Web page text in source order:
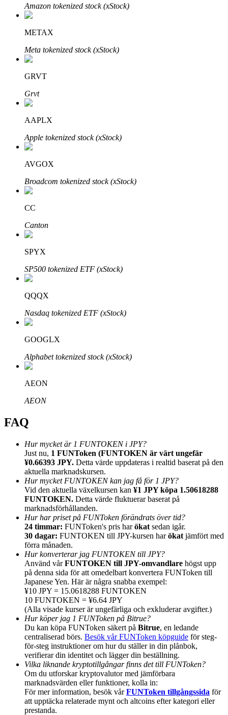
Auto Invest
Ta långsiktig vinst och flexibla intressen
Lär dig Staking
Lär dig mer om att tjäna passiv inkomst
Hänvisning
Bjud in en vän för att få kontantbelöningar
Deposit CASHCAT & Win
Deposit CASHCAT & Win
Share 500000 CASHCAT prize pool
Amazon tokenized stock (xStock)
METAX
Meta tokenized stock (xStock)
GRVT
Grvt
AAPLX
Apple tokenized stock (xStock)
AVGOX
Broadcom tokenized stock (xStock)
CC
Canton
SPYX
SP500 tokenized ETF (xStock)
QQQX
Nasdaq tokenized ETF (xStock)
GOOGLX
Alphabet tokenized stock (xStock)
AEON
AEON
FAQ
Hur mycket är 1 FUNTOKEN i JPY?
Just nu, 1 FUNToken (FUNTOKEN är värt ungefär
¥0.66393 JPY. Detta värde uppdateras i realtid baserat på den
aktuella marknadskursen.
Hur mycket FUNTOKEN kan jag få för 1 JPY?
Vid den aktuella växelkursen kan ¥1 JPY köpa 1.50618288
FUNTOKEN. Detta värde fluktuerar baserat på
marknadsförhållanden.
Hur har priset på FUNToken förändrats över tid?
24 timmar: FUNToken's pris harökat sedan igår.
30 dagar: FUNTOKEN till JPY-kursen harökat jämfört med
förra månaden.
Hur konverterar jag FUNTOKEN till JPY?
Använd vårFUNTOKEN till JPY-omvandlare högst upp
på denna sida för att omedelbart konvertera FUNToken till
Japanese Yen. Här är några snabba exempel:
¥10 JPY = 15.0618288 FUNTOKEN
10 FUNTOKEN = ¥6.64 JPY
(Alla visade kurser är ungefärliga och exkluderar avgifter.)
Hur köper jag 1 FUNToken på Bitrue?
Du kan köpa FUNToken säkert på Bitrue, en ledande
centraliserad börs. Besök vår FUNToken köpguide för steg-
för-steg instruktioner om hur du ställer in din plånbok,
verifierar din identitet och lägger din beställning.
Vilka liknande kryptotillgångar finns det till FUNToken?
Om du utforskar kryptovalutor med jämförbara
marknadsvärden eller funktioner, kolla in:
För mer information, besök vårFUNToken tillgångssida för
att upptäcka relaterade mynt och altcoins efter kategori eller
prestanda.